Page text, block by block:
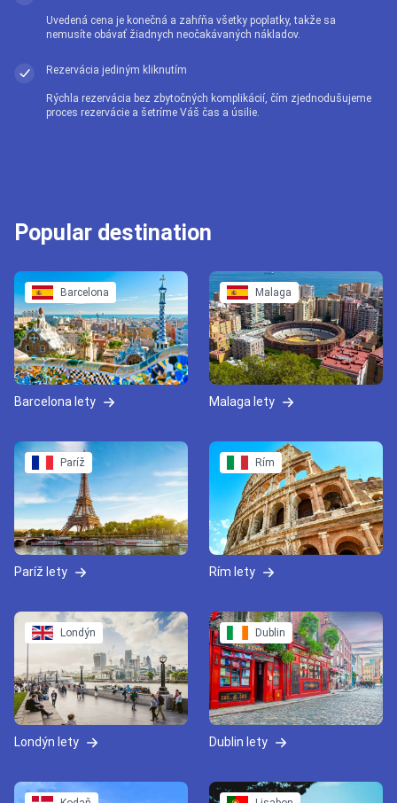
Uvedená cena je konečná a zahŕňa všetky poplatky, takže sa
nemusíte obávať žiadnych neočakávaných nákladov.
Rezervácia jediným kliknutím
Rýchla rezervácia bez zbytočných komplikácií, čím zjednodušujeme
proces rezervácie a šetríme Váš čas a úsilie.
Popular destination
Barcelona
Barcelona lety
Malaga
Malaga lety
Paríž
Paríž lety
Rím
Rím lety
Londýn
Londýn lety
Dublin
Dublin lety